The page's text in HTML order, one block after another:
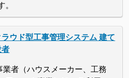
。
ラウド型工事管理システム 建て
者
者（ハウスメーカー、工務